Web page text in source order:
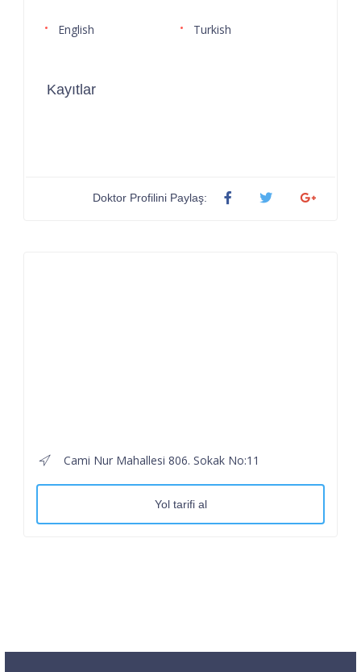
English Turkish
Kayıtlar
Doktor Profilini Paylaş:
Cami Nur Mahallesi 806. Sokak No:11
Yol tarifi al